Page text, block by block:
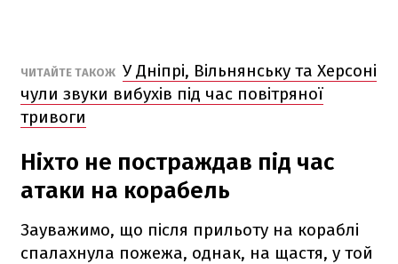
ЧИТАЙТЕ ТАКОЖ У Дніпрі, Вільнянську та Херсоні
чули звуки вибухів під час повітряної
тривоги
Ніхто не постраждав під час
атаки на корабель
Зауважимо, що після прильоту на кораблі
спалахнула пожежа, однак, на щастя, у той